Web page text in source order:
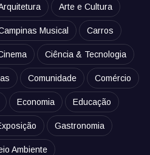
Arte e Cultura
Musical Carros
Ciência & Tecnologia
Comunidade Comércio
Economia Educação
Gastronomia
Ambiente